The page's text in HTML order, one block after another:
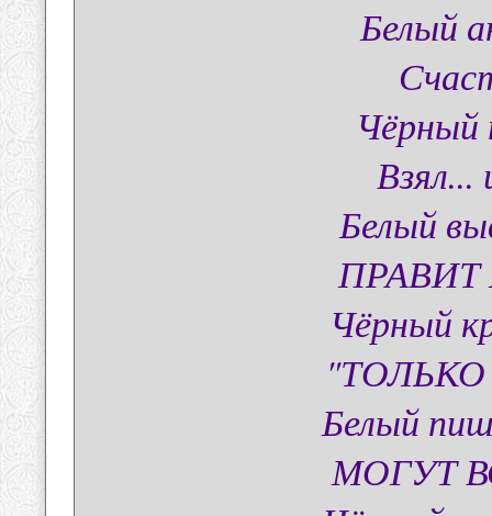
Белый
Чёрный
Белый
Чёрный
Белый
МОГУТ